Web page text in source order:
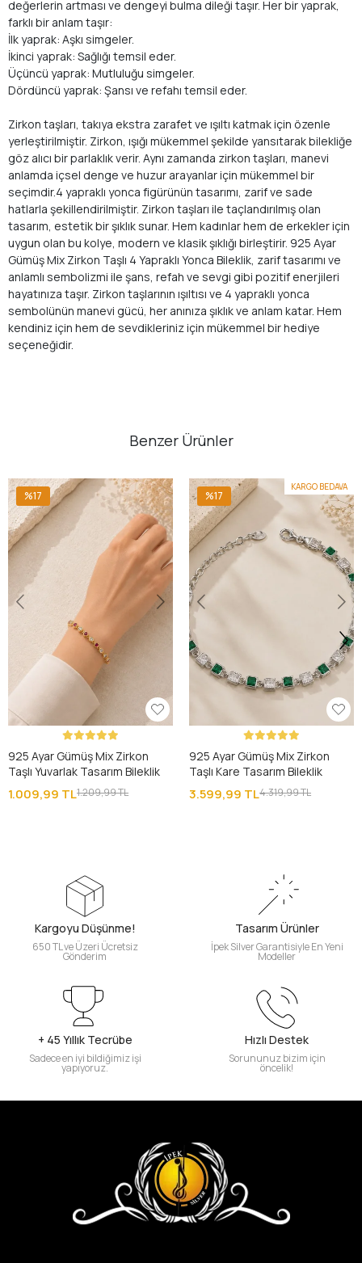
değerlerin artması ve dengeyi bulma dileği taşır. Her bir yaprak,
farklı bir anlam taşır:
İlk yaprak: Aşkı simgeler.
İkinci yaprak: Sağlığı temsil eder.
Üçüncü yaprak: Mutluluğu simgeler.
Dördüncü yaprak: Şansı ve refahı temsil eder.
Zirkon taşları, takıya ekstra zarafet ve ışıltı katmak için özenle
yerleştirilmiştir. Zirkon, ışığı mükemmel şekilde yansıtarak bilekliğe
göz alıcı bir parlaklık verir. Aynı zamanda zirkon taşları, manevi
anlamda içsel denge ve huzur arayanlar için mükemmel bir
seçimdir.4 yapraklı yonca figürünün tasarımı, zarif ve sade
hatlarla şekillendirilmiştir. Zirkon taşları ile taçlandırılmış olan
tasarım, estetik bir şıklık sunar. Hem kadınlar hem de erkekler için
uygun olan bu kolye, modern ve klasik şıklığı birleştirir. 925 Ayar
Gümüş Mix Zirkon Taşlı 4 Yapraklı Yonca Bileklik, zarif tasarımı ve
anlamlı sembolizmi ile şans, refah ve sevgi gibi pozitif enerjileri
hayatınıza taşır. Zirkon taşlarının ışıltısı ve 4 yapraklı yonca
sembolünün manevi gücü, her anınıza şıklık ve anlam katar. Hem
kendiniz için hem de sevdikleriniz için mükemmel bir hediye
seçeneğidir.
Benzer Ürünler
%17
925 Ayar Gümüş Mix Zirkon
Taşlı Yuvarlak Tasarım Bileklik
1.009,99 TL1.209,99 TL
KARGO BEDAVA
%17
925 Ayar Gümüş Mix Zirkon
Taşlı Kare Tasarım Bileklik
3.599,99 TL4.319,99 TL
Kargoyu Düşünme!
650 TL ve Üzeri Ücretsiz
Gönderim
Tasarım Ürünler
İpek Silver Garantisiyle En Yeni
Modeller
+ 45 Yıllık Tecrübe
Sadece en iyi bildiğimiz işi
yapıyoruz.
Hızlı Destek
Sorununuz bizim için
öncelik!